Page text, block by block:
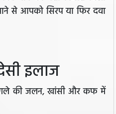
से आपको सिरप या फिर दवा
इलाज
की जलन, खांसी और कफ में